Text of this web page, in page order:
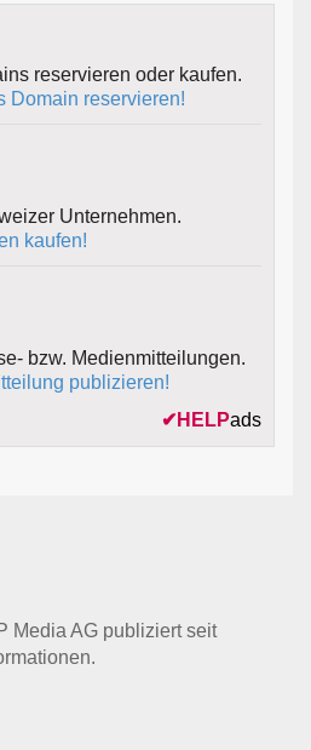
reservieren oder kaufen.
Domain reservieren!
Unternehmen.
kaufen!
bzw. Medienmitteilungen.
publizieren!
✔ HELPads
Media AG publiziert seit